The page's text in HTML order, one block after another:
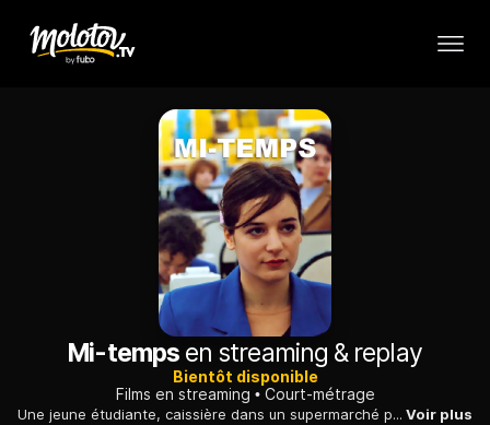
Mi-tempsen streaming & replay
Bientôt disponible
Films en streaming
Court-métrage
Une jeune étudiante, caissière dans un supermarché pour assurer sa subsistance matérielle, supporte mal ses collègues et ses conditions de travail. Voir plus